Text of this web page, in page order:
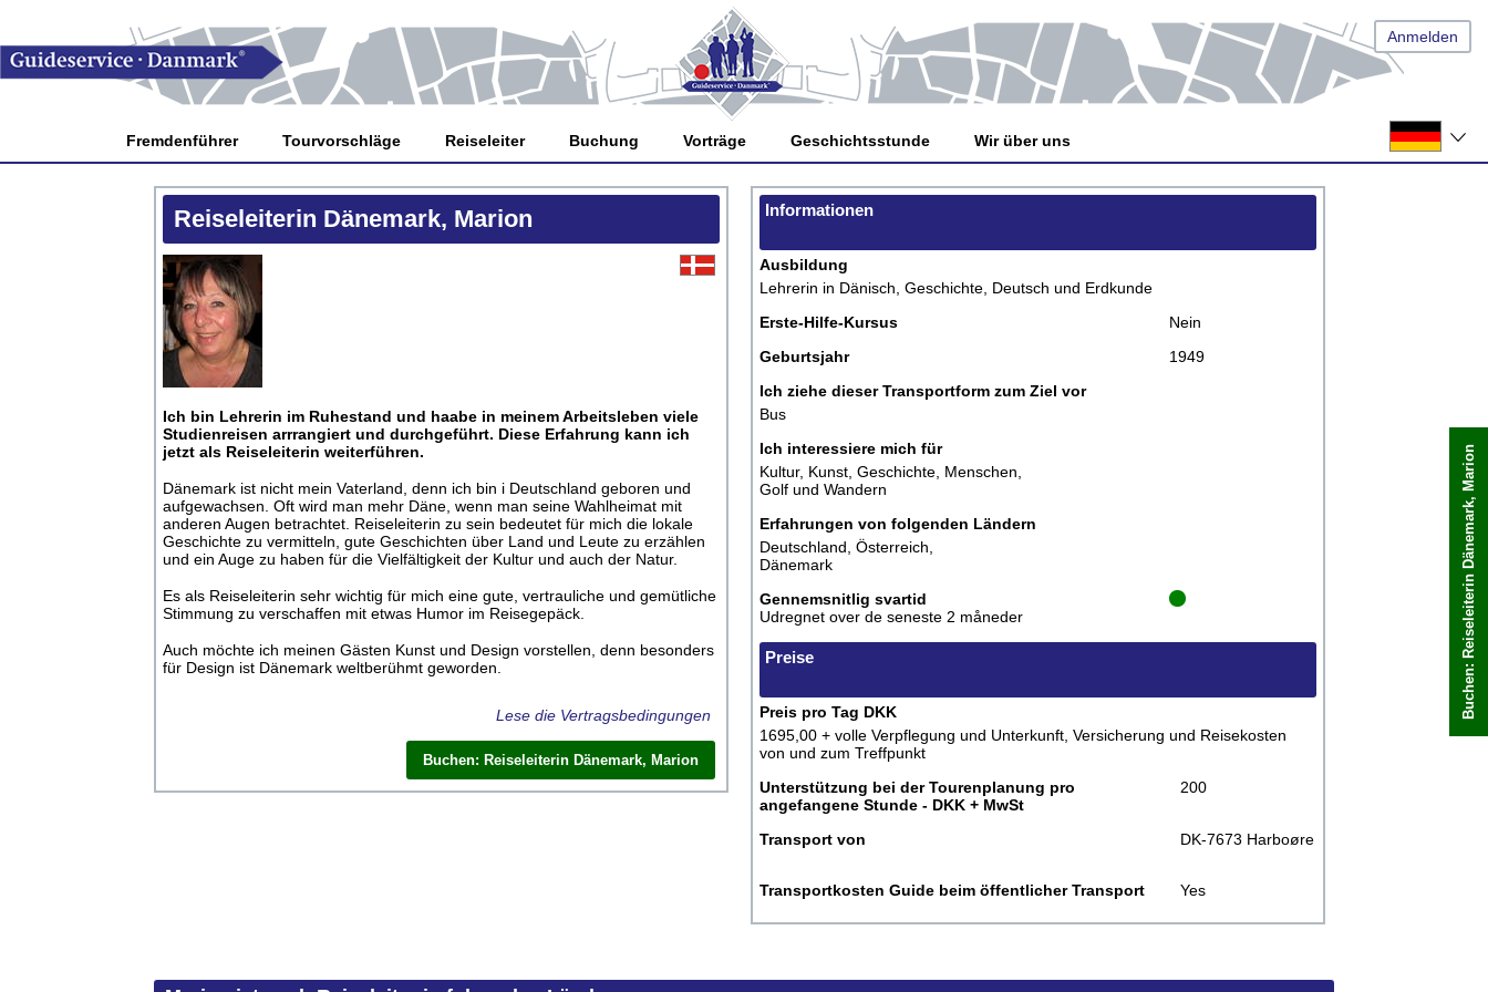
Anmelden
Fremdenführer Tourvorschläge Reiseleiter Buchung Vorträge Geschichtsstunde Wir über uns
Buchen: Reiseleiterin Dänemark, Marion
Buchen: Reiseleiterin Dänemark, Marion
Reiseleiterin Dänemark, Marion
Ich bin Lehrerin im Ruhestand und haabe in meinem Arbeitsleben viele
Studienreisen arrrangiert und durchgeführt. Diese Erfahrung kann ich
jetzt als Reiseleiterin weiterführen.
Dänemark ist nicht mein Vaterland, denn ich bin i Deutschland geboren und
aufgewachsen. Oft wird man mehr Däne, wenn man seine Wahlheimat mit
anderen Augen betrachtet. Reiseleiterin zu sein bedeutet für mich die lokale
Geschichte zu vermitteln, gute Geschichten über Land und Leute zu erzählen
und ein Auge zu haben für die Vielfältigkeit der Kultur und auch der Natur.
Es als Reiseleiterin sehr wichtig für mich eine gute, vertrauliche und gemütliche
Stimmung zu verschaffen mit etwas Humor im Reisegepäck.
Auch möchte ich meinen Gästen Kunst und Design vorstellen, denn besonders
für Design ist Dänemark weltberühmt geworden.
Lese die Vertragsbedingungen
Informationen
Ausbildung
Lehrerin in Dänisch, Geschichte, Deutsch und Erdkunde
Erste-Hilfe-Kursus
Nein
Geburtsjahr
1949
Ich ziehe dieser Transportform zum Ziel vor
Bus
Ich interessiere mich für
Kultur, Kunst, Geschichte, Menschen,
Golf und Wandern
Erfahrungen von folgenden Ländern
Deutschland, Österreich,
Dänemark
Gennemsnitlig svartid
Udregnet over de seneste 2 måneder
Preise
Preis pro Tag DKK
1695,00 + volle Verpflegung und Unterkunft, Versicherung und Reisekosten
von und zum Treffpunkt
Unterstützung bei der Tourenplanung pro
angefangene Stunde - DKK + MwSt
200
Transport von DK-7673 Harboøre
Transportkosten Guide beim öffentlicher Transport Yes
Buchen Sie sofort